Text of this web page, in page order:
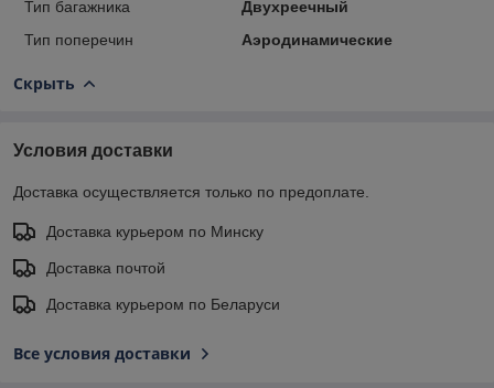
Тип багажника
Двухреечный
Тип поперечин
Аэродинамические
Скрыть
Условия доставки
Доставка осуществляется только по предоплате.
Доставка курьером по Минску
Доставка почтой
Доставка курьером по Беларуси
Все условия доставки